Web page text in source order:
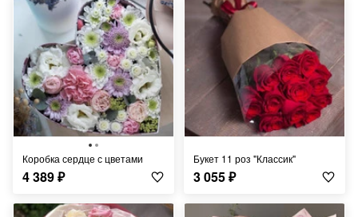
Коробка сердце с цветами
4 389₽
Букет 11 роз "Классик"
3 055₽